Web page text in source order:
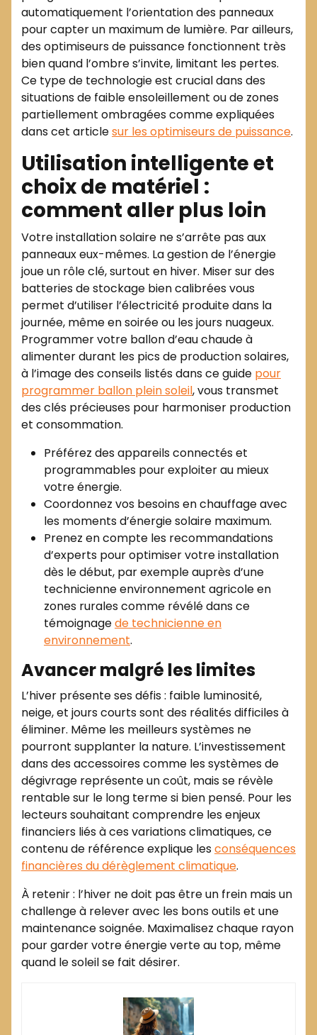
automatiquement l’orientation des panneaux
pour capter un maximum de lumière. Par ailleurs,
des optimiseurs de puissance fonctionnent très
bien quand l’ombre s’invite, limitant les pertes.
Ce type de technologie est crucial dans des
situations de faible ensoleillement ou de zones
partiellement ombragées comme expliquées
dans cet articlesur les optimiseurs de puissance.
Utilisation intelligente et
choix de matériel :
comment aller plus loin
Votre installation solaire ne s’arrête pas aux
panneaux eux-mêmes. La gestion de l’énergie
joue un rôle clé, surtout en hiver. Miser sur des
batteries de stockage bien calibrées vous
permet d’utiliser l’électricité produite dans la
journée, même en soirée ou les jours nuageux.
Programmer votre ballon d’eau chaude à
alimenter durant les pics de production solaires,
à l’image des conseils listés dans ce guide pour
programmer ballon plein soleil, vous transmet
des clés précieuses pour harmoniser production
et consommation.
Préférez des appareils connectés et
programmables pour exploiter au mieux
votre énergie.
Coordonnez vos besoins en chauffage avec
les moments d’énergie solaire maximum.
Prenez en compte les recommandations
d’experts pour optimiser votre installation
dès le début, par exemple auprès d’une
technicienne environnement agricole en
zones rurales comme révélé dans ce
témoignagede technicienne en
environnement.
Avancer malgré les limites
L’hiver présente ses défis : faible luminosité,
neige, et jours courts sont des réalités difficiles à
éliminer. Même les meilleurs systèmes ne
pourront supplanter la nature. L’investissement
dans des accessoires comme les systèmes de
dégivrage représente un coût, mais se révèle
rentable sur le long terme si bien pensé. Pour les
lecteurs souhaitant comprendre les enjeux
financiers liés à ces variations climatiques, ce
contenu de référence explique lesconséquences
financières du dérèglement climatique.
À retenir : l’hiver ne doit pas être un frein mais un
challenge à relever avec les bons outils et une
maintenance soignée. Maximalisez chaque rayon
pour garder votre énergie verte au top, même
quand le soleil se fait désirer.